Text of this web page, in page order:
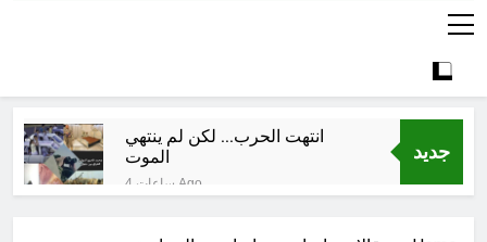
جديد
انتهت الحرب… لكن لم ينتهي
الموت
4 ساعات Ago